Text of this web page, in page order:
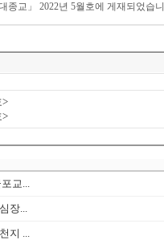
종교 」 2022년 5월호에 게재되었습
>
>
교...
장...
지 ...